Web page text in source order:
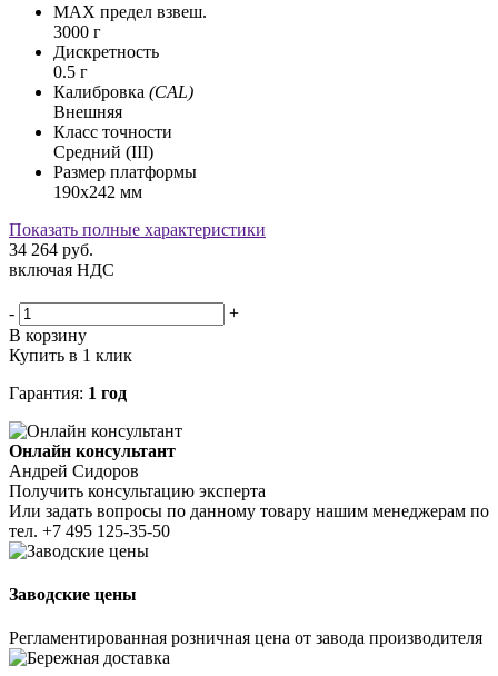
MAX предел взвеш.
3000 г
Дискретность
0.5 г
Калибровка (CAL)
Внешняя
Класс точности
Средний (III)
Размер платформы
190х242 мм
Показать полные характеристики
34 264 руб.
включая НДС
-
+
В корзину
Купить в 1 клик
Гарантия: 1 год
Онлайн консультант
Андрей Сидоров
Получить консультацию эксперта
Или задать вопросы по данному товару нашим менеджерам по
тел. +7 495 125-35-50
Заводские цены
Регламентированная розничная цена от завода производителя